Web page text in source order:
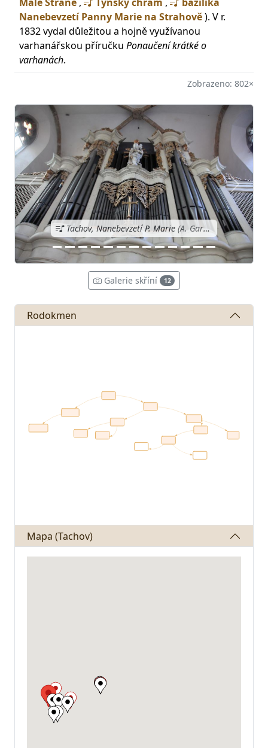
Nanebevzetí Panny Marie na Strahově). V r.
1832 vydal důležitou a hojně využívanou
varhanářskou příručku Ponaučení krátké o
varhanách.
Zobrazeno: 802×
Tachov, Nanebevzetí P. Marie (A. Gartner, II/20, dochována skříň)
Předchozí Další
Galerie skříní 12
Rodokmen
Mapa (Tachov)